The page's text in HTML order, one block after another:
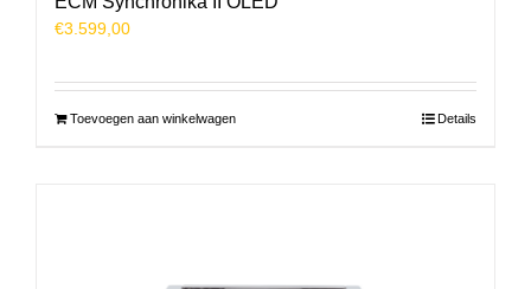
€3.599,00
Toevoegen aan winkelwagen Details